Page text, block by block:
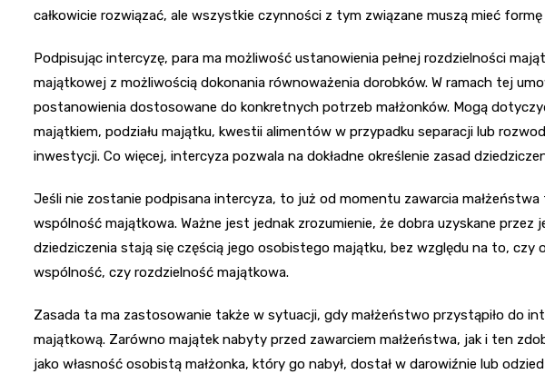
całkowicie rozwiązać, ale wszystkie czynności z tym związane muszą mieć
Podpisując intercyzę, para ma możliwość ustanowienia pełnej rozdzielności
majątkowej z możliwością dokonania równoważenia dorobków. W ramach tej
postanowienia dostosowane do konkretnych potrzeb małżonków. Mogą
majątkiem, podziału majątku, kwestii alimentów w przypadku separacji lub
inwestycji. Co więcej, intercyza pozwala na dokładne określenie zasad
Jeśli nie zostanie podpisana intercyza, to już od momentu zawarcia małżeństwa
wspólność majątkowa. Ważne jest jednak zrozumienie, że dobra uzyskane przez
dziedziczenia stają się częścią jego osobistego majątku, bez względu na to, czy
wspólność, czy rozdzielność majątkowa.
Zasada ta ma zastosowanie także w sytuacji, gdy małżeństwo przystąpiło do
majątkową. Zarówno majątek nabyty przed zawarciem małżeństwa, jak i ten
jako własność osobistą małżonka, który go nabył, dostał w darowiźnie lub